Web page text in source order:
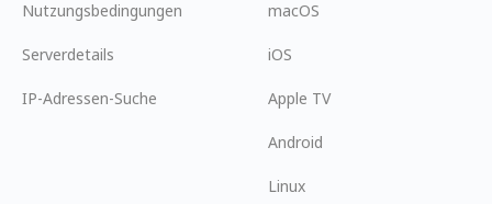
Nutzungsbedingungen
Serverdetails
IP-Adressen-Suche
macOS
iOS
Apple TV
Android
Linux